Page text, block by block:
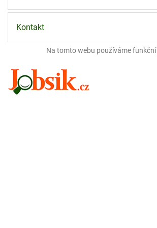
Kontakt
Na tomto webu používáme funkční